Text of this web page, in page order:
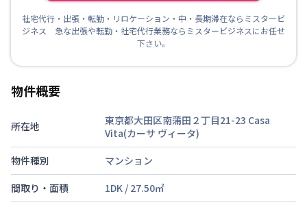
社宅代行・出張・転勤・リロケーション・中・長期滞在ならミスタービ
ジネス 急な出張や転勤・社宅代行業務ならミスタービジネスにお任せ
下さい。
物件概要
所在地 東京都大田区南蒲田２丁目21-23 Casa
Vita(カーサ ヴィータ)
物件種別
マンション
間取り・面積
1DK / 27.50㎡